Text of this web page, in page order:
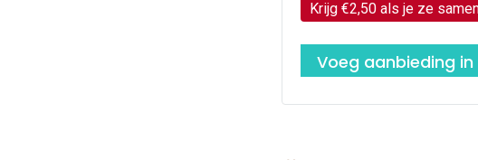
was:
€87,90.
is:
€85,40.
Krijg €2,50 als je ze
Voeg aanbieding